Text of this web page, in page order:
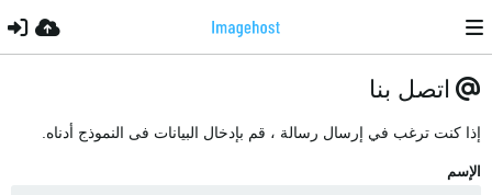
اتصل بنا
إذا كنت ترغب في إرسال رسالة ، قم بإدخال البيانات فى النموذج أدناه.
الإسم